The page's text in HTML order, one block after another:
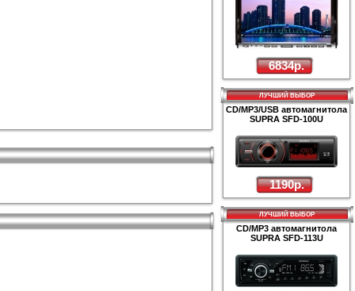
6834р.
ЛУЧШИЙ ВЫБОР
CD/MP3/USB автомагнитола
SUPRA SFD-100U
1190р.
ЛУЧШИЙ ВЫБОР
CD/MP3 автомагнитола
SUPRA SFD-113U